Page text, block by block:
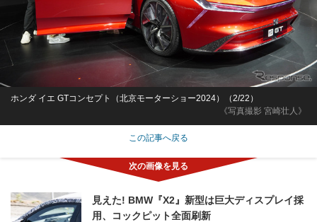
《写真撮影 宮崎壮人》
ホンダ イエ GTコンセプト（北京モーターショー2024）（2/22）
この記事へ戻る
見えた! BMW『X2』新型は巨大ディスプレイ採
用、コックピット全面刷新